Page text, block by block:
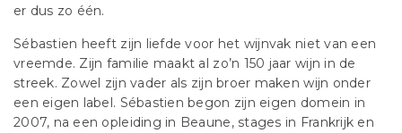
er dus zo één.
Sébastien heeft zijn liefde voor het wijnvak niet van een
vreemde. Zijn familie maakt al zo’n 150 jaar wijn in de
streek. Zowel zijn vader als zijn broer maken wijn onder
een eigen label. Sébastien begon zijn eigen domein in
2007, na een opleiding in Beaune, stages in Frankrijk en